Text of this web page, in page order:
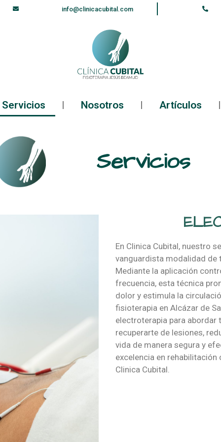
info@clinicacubital.com
Servicios Nosotros Artículos
Servicios
En Clinica Cubital, nuestro
vanguardista modalidad
Mediante la aplicación
frecuencia, esta técnica
dolor y estimula la
fisioterapia en Alcázar de
electroterapia para abordar
recuperarte de lesiones,
vida de manera segura y
excelencia en
Clinica Cubital.